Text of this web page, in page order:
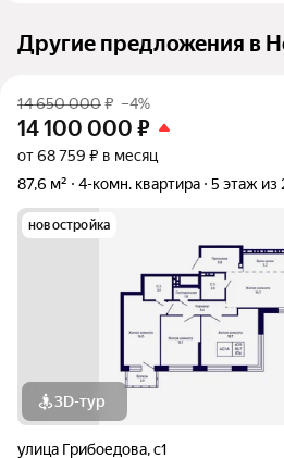
Другие предложения в
14 650 000₽ –4%
14 100 000 ₽
от 68 759 ₽ в месяц
87,6 м²
4-комн. квартира 5 этаж из
новостройка
3D-тур
улица Грибоедова,с1